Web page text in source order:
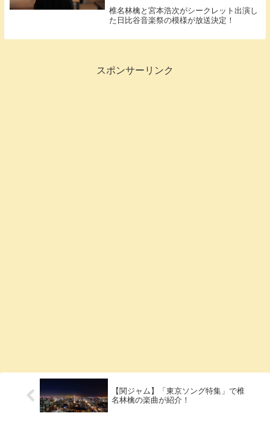
椎名林檎と宮本浩次がシークレット出演し
た日比谷音楽祭の模様が放送決定！
スポンサーリンク
【関ジャム】「東京ソング特集」で椎
名林檎の楽曲が紹介！